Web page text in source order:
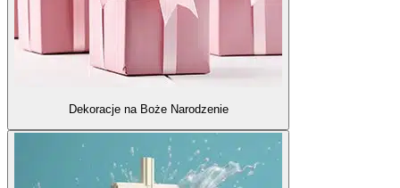
Dekoracje na Boże Narodzenie